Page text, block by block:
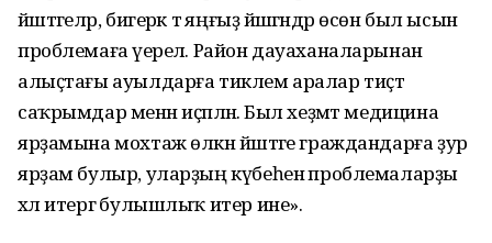
йәштәгеләр, бигерәк тә яңғыҙ йәшәгәндәр өсөн был ысын
проблемаға әүерелә. Район дауаханаларынан
алыҫтағы ауылдарға тиклем аралар тиҫтә
саҡрымдар менән иҫәпләнә. Был хеҙмәт медицина
ярҙамына мохтаж өлкән йәштәге граждандарға ҙур
ярҙам булыр, уларҙың күбеһенә проблемаларҙы
хәл итергә булышлыҡ итер ине».